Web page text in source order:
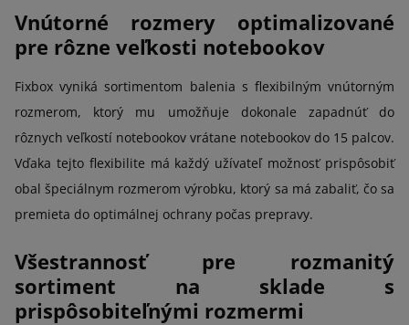
Vnútorné rozmery optimalizované
pre rôzne veľkosti notebookov
Fixbox vyniká sortimentom balenia s flexibilným vnútorným
rozmerom, ktorý mu umožňuje dokonale zapadnúť do
rôznych veľkostí notebookov vrátane notebookov do 15 palcov.
Vďaka tejto flexibilite má každý užívateľ možnosť prispôsobiť
obal špeciálnym rozmerom výrobku, ktorý sa má zabaliť, čo sa
premieta do optimálnej ochrany počas prepravy.
Všestrannosť pre rozmanitý
sortiment na sklade s
prispôsobiteľnými rozmermi